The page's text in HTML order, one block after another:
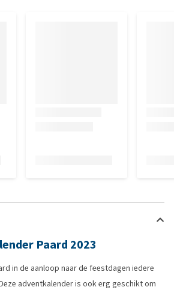
Paard 2023
in de aanloop naar de feestdagen iedere
adventkalender is ook erg geschikt om